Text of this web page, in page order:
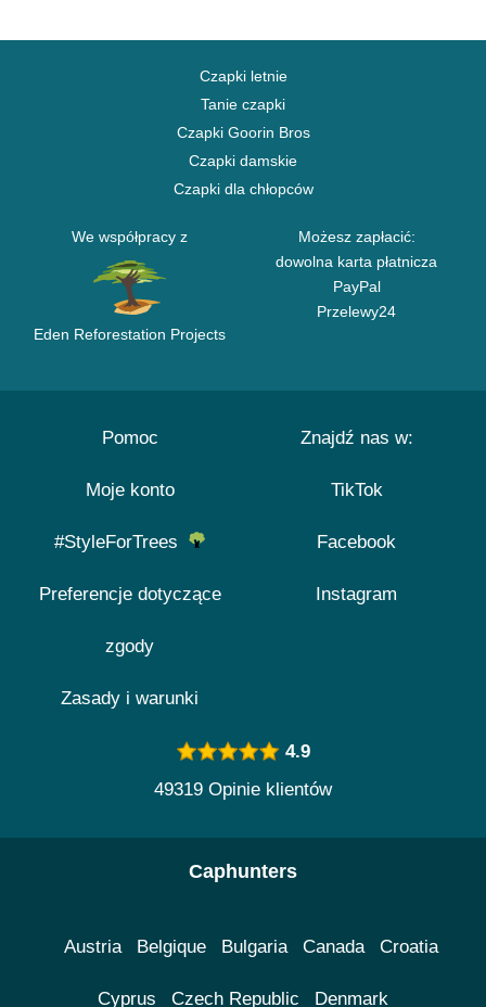
Czapki letnie
Tanie czapki
Czapki Goorin Bros
Czapki damskie
Czapki dla chłopców
We współpracy z
Eden Reforestation Projects
Możesz zapłacić:
dowolna karta płatnicza
PayPal
Przelewy24
Pomoc
Moje konto
#StyleForTrees
Preferencje dotyczące
zgody
Zasady i warunki
Znajdź nas w:
TikTok
Facebook
Instagram
4.9
49319 Opinie klientów
Caphunters
Austria Belgique Bulgaria Canada Croatia
Cyprus Czech Republic Denmark